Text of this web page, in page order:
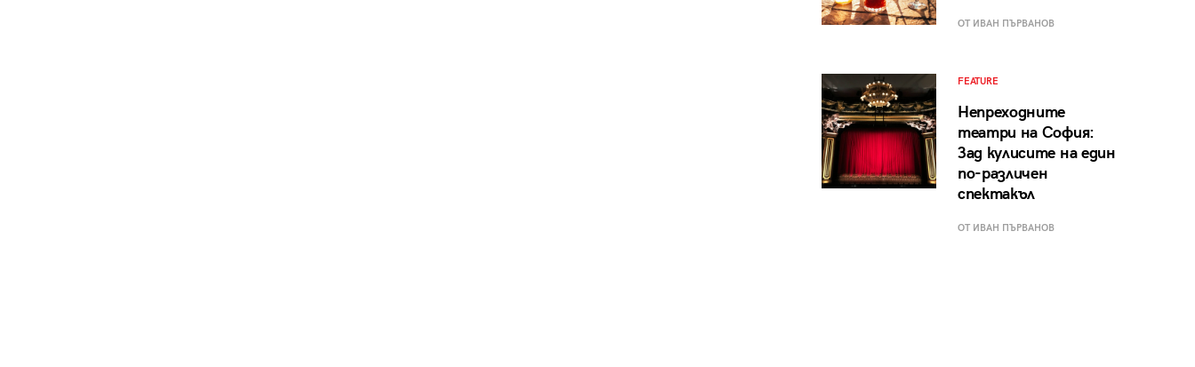
ОТ ИВАН ПЪРВАНОВ
FEATURE
Непреходните
театри на София:
Зад кулисите на един
по-различен
спектакъл
ОТ ИВАН ПЪРВАНОВ